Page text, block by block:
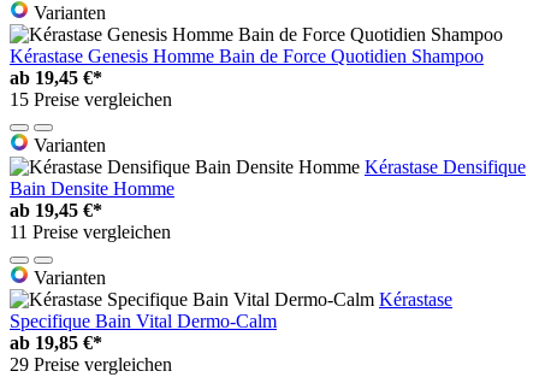
Varianten
Kérastase Genesis Homme Bain de Force Quotidien Shampoo
ab 19,45 €*
15 Preise vergleichen
Varianten
Kérastase Densifique
Bain Densite Homme
ab 19,45 €*
11 Preise vergleichen
Varianten
Kérastase
Specifique Bain Vital Dermo-Calm
ab 19,85 €*
29 Preise vergleichen